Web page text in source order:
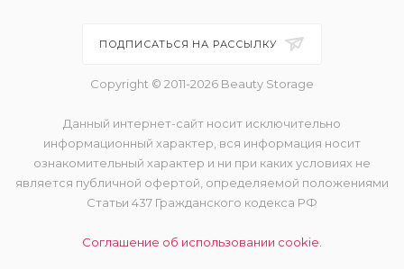
ПОДПИСАТЬСЯ НА РАССЫЛКУ
Copyright © 2011-2026 Beauty Storage
Данный интернет-сайт носит исключительно
информационный характер, вся информация носит
ознакомительный характер и ни при каких условиях не
является публичной офертой, определяемой положениями
Статьи 437 Гражданского кодекса РФ
Соглашение об использовании cookie.